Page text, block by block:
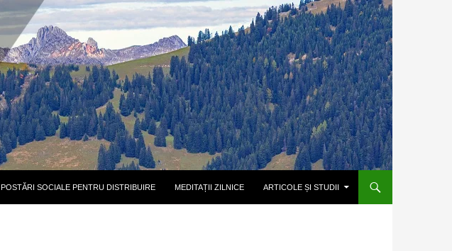
POSTĂRI SOCIALE PENTRU DISTRIBUIRE MEDITAȚII ZILNICE ARTICOLE ȘI STUDII